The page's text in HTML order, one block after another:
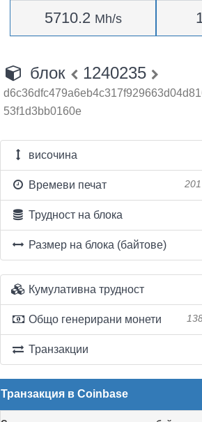
5710.2 Mh/s
блок 1240235
53f1d3bb0160e
височина
Времеви печат
Трудност на блока
Размер на блока (байтове)
Кумулативна трудност
Общо генерирани монети
Транзакции
Транзакция в Coinbase